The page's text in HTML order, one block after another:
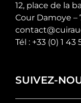
12, place de la
Cour Damoye –
Tél : +33 (0) 1 43
SUIVEZ-